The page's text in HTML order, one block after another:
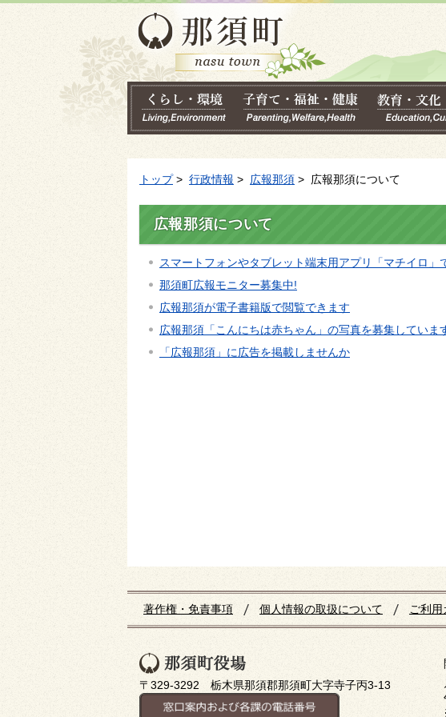
トップ> 行政情報 > 広報那須 > 広報那須について
広報那須について
スマートフォンやタブレット端末用アプリ「マチイロ」
那須町広報モニター募集中!
広報那須が電子書籍版で閲覧できます
広報那須「こんにちは赤ちゃん」の写真を募集していま
「広報那須」に広告を掲載しませんか
著作権・免責事項 個人情報の取扱について ご利用
〒329-3292 栃木県那須郡那須町大字寺子丙3-13